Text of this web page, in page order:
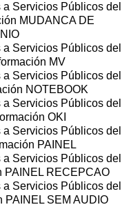
Servicios Públicos del
MUDANCA DE
Servicios Públicos del
MV
Servicios Públicos del
NOTEBOOK
Servicios Públicos del
OKI
Servicios Públicos del
PAINEL
Servicios Públicos del
PAINEL RECEPCAO
Servicios Públicos del
PAINEL SEM AUDIO